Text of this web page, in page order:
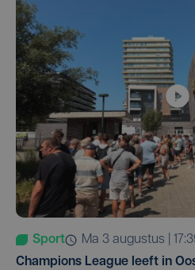
Sport
ma 3 augustus |
Champions League leeft in